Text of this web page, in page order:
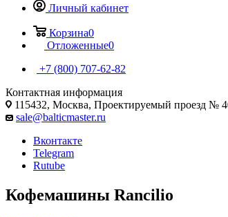
Личный кабинет
Корзина0
Отложенные0
+7 (800) 707-62-82
Контактная информация
115432, Москва, Проектируемый проезд №
sale@balticmaster.ru
Вконтакте
Telegram
Rutube
Кофемашины Rancilio